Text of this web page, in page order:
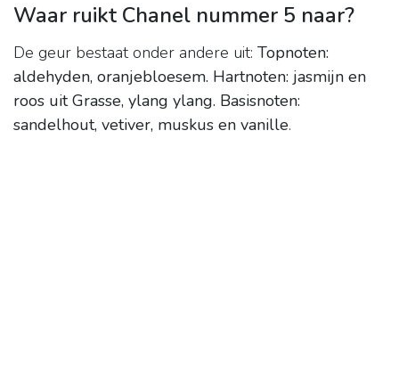
Waar ruikt Chanel nummer 5 naar?
De geur bestaat onder andere uit: Topnoten:
aldehyden, oranjebloesem. Hartnoten: jasmijn en
roos uit Grasse, ylang ylang. Basisnoten:
sandelhout, vetiver, muskus en vanille.